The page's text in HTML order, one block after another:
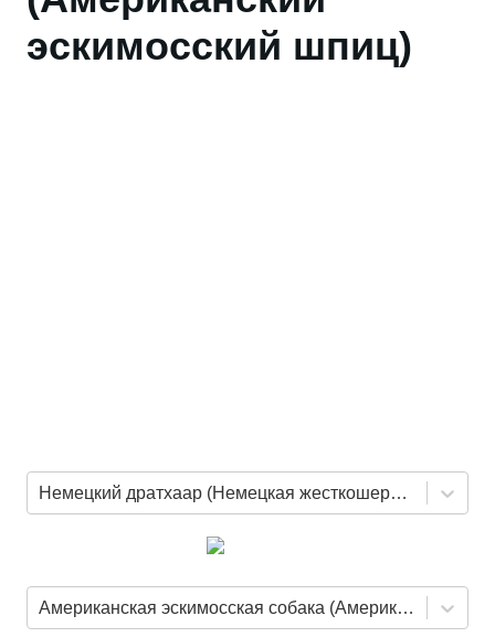
эскимосский шпиц)
Немецкий дратхаар (Немецкая жесткошерстная легавая)
Американская эскимосская собака (Американский эскимосский шпиц)